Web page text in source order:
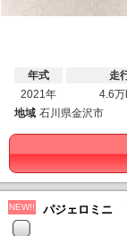
年式
2021年
走
4.6
地域 石川県金沢市
NEW!! パジェロミニ